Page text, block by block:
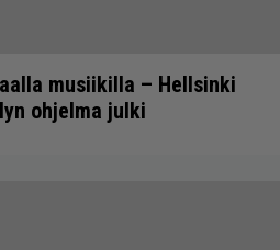
musiikilla – Hellsinki
ohjelma julki